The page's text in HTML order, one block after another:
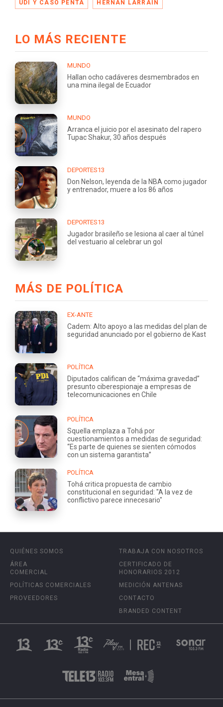
UDI Y CASO PENTA HERNÁN LARRAÍN
LO MÁS RECIENTE
MUNDO
Hallan ocho cadáveres desmembrados en
una mina ilegal de Ecuador
MUNDO
Arranca el juicio por el asesinato del rapero
Tupac Shakur, 30 años después
DEPORTES13
Don Nelson, leyenda de la NBA como jugador
y entrenador, muere a los 86 años
DEPORTES13
Jugador brasileño se lesiona al caer al túnel
del vestuario al celebrar un gol
MÁS DE POLÍTICA
EX-ANTE
Cadem: Alto apoyo a las medidas del plan de
seguridad anunciado por el gobierno de Kast
POLÍTICA
Diputados califican de “máxima gravedad”
presunto ciberespionaje a empresas de
telecomunicaciones en Chile
POLÍTICA
Squella emplaza a Tohá por
cuestionamientos a medidas de seguridad:
“Es parte de quienes se sienten cómodos
con un sistema garantista”
POLÍTICA
Tohá critica propuesta de cambio
constitucional en seguridad: "A la vez de
conflictivo parece innecesario"
QUIÉNES SOMOS
ÁREA
COMERCIAL
POLÍTICAS COMERCIALES
PROVEEDORES
TRABAJA CON NOSOTROS
CERTIFICADO DE
HONORARIOS 2012
MEDICIÓN ANTENAS
CONTACTO
BRANDED CONTENT